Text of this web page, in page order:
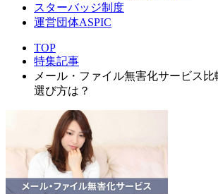
スターバッジ制度
運営団体ASPIC
TOP
特集記事
メール・ファイル無害化サービス
選び方は？